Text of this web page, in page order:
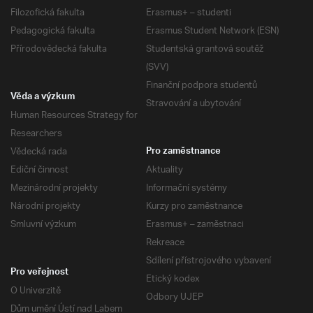
Filozofická fakulta
Pedagogická fakulta
Přírodovědecká fakulta
Erasmus+ – studenti
Erasmus Student Network (ESN)
Studentská grantová soutěž
(SVV)
Finanční podpora studentů
Stravování a ubytování
Věda a výzkum
Human Resources Strategy for
Researchers
Vědecká rada
Ediční činnost
Mezinárodní projekty
Národní projekty
Smluvní výzkum
Pro zaměstnance
Aktuality
Informační systémy
Kurzy pro zaměstnance
Erasmus+ – zaměstnaci
Rekreace
Sdílení přístrojového vybavení
Etický kodex
Odbory UJEP
Pro veřejnost
O Univerzitě